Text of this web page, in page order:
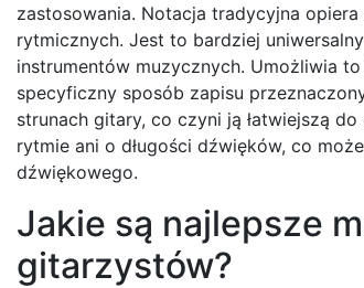
zastosowania. Notacja tradycyjna
rytmicznych. Jest to bardziej
instrumentów muzycznych. Umożliwia
specyficzny sposób zapisu
strunach gitary, co czyni ją łatwiejszą
rytmie ani o długości dźwięków, co
dźwiękowego.
Jakie są najlepsze
gitarzystów?